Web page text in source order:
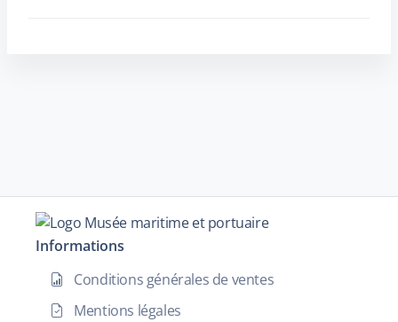
Informations
Conditions générales de ventes
Mentions légales